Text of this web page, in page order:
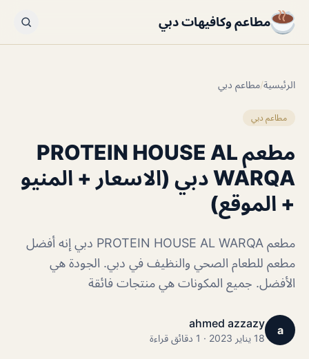
مطاعم وكافيهات دبي
الرئيسية/مطاعم دبي
مطاعم دبي
مطعم PROTEIN HOUSE AL
WARQA دبي (الاسعار + المنيو
+ الموقع)
مطعم PROTEIN HOUSE AL WARQA دبي إنه أفضل
مطعم للطعام الصحي والنظيف في دبي. الجودة هي
الأفضل. جميع المكونات هي منتجات فائقة
a
ahmed azzazy
18 يناير 2023 · 1 دقائق قراءة